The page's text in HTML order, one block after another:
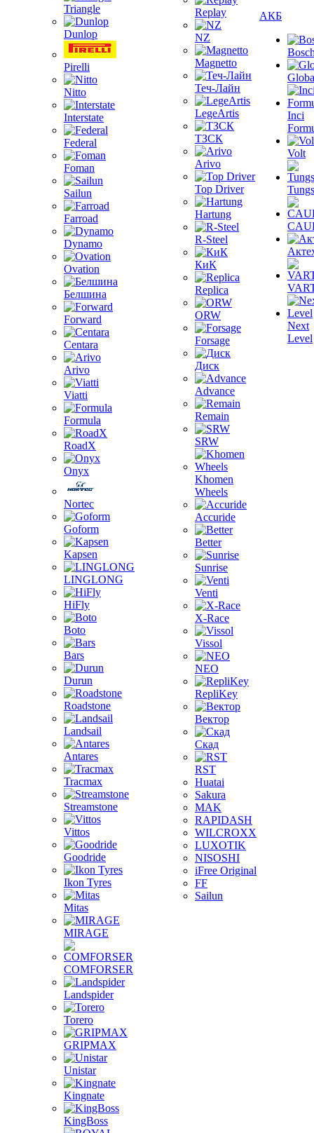
Triangle
Dunlop
Pirelli
Nitto
Interstate
Federal
Foman
Sailun
Farroad
Dynamo
Ovation
Белшина
Forward
Centara
Arivo
Viatti
Formula
RoadX
Onyx
Nortec
Goform
Kapsen
LINGLONG
HiFly
Boto
Bars
Durun
Roadstone
Landsail
Antares
Tracmax
Streamstone
Vittos
Goodride
Ikon Tyres
Mitas
MIRAGE
COMFORSER
Landspider
Torero
GRIPMAX
Unistar
Kingnate
KingBoss
Replay
NZ
Magnetto
Теч-Лайн
LegeArtis
ТЗСК
Arivo
Top Driver
Hartung
R-Steel
КиК
Replica
ORW
Forsage
Диск
Advance
Remain
SRW
Khomen
Wheels
Accuride
Better
Sunrise
Venti
X-Race
Vissol
NEO
RepliKey
Вектор
Скад
RST
Huatai
Sakura
MAK
RAPIDASH
WILCROXX
LUXOTIK
NISOSHI
iFree Original
FF
Sailun
АКБ
Inci
Volt
Next
Level